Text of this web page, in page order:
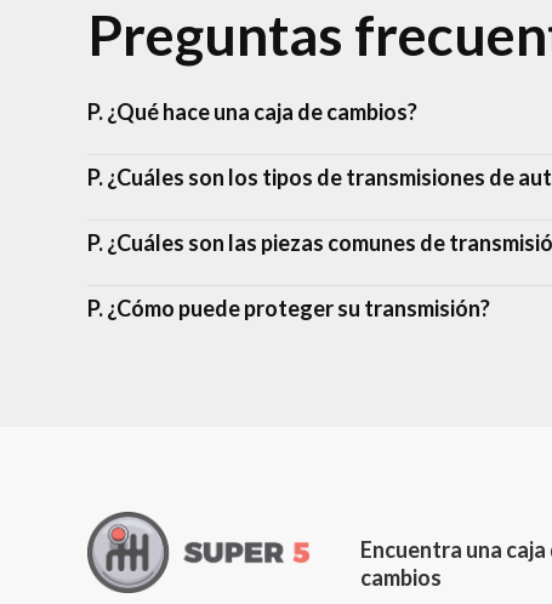
Preguntas
P. ¿Qué hace una caja de cambios?
P. ¿Cuáles son los tipos de transmisiones de
P. ¿Cuáles son las piezas comunes de
P. ¿Cómo puede proteger su transmisión?
Encuentra una caja
cambios